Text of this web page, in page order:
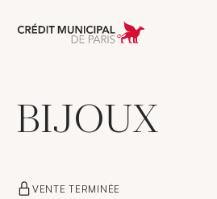
Aller à
BIJOUX
VENTE TERMINÉE